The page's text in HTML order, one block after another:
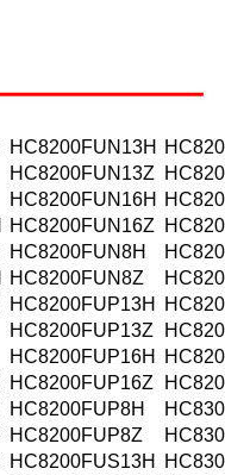
HC8200FUN13H
HC8200FUN13Z
HC8200FUN16H
HC8200FUN16Z
HC8200FUN8H
HC8200FUN8Z
HC8200FUP13H
HC8200FUP13Z
HC8200FUP16H
HC8200FUP16Z
HC8200FUP8H
HC8200FUP8Z
HC8200FUS13H